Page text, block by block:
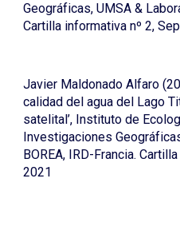
Geográficas, UMSA &
Cartilla informativa nº 2,
Javier Maldonado Alfaro
calidad del agua del Lago
satelital’, Instituto de
Investigaciones
BOREA, IRD-Francia.
2021